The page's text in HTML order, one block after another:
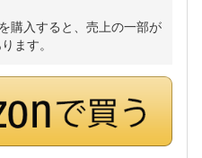
購入すると、売上の一部が
ます。